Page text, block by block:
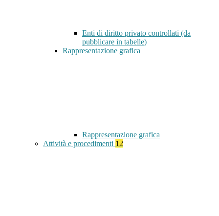
Enti di diritto privato controllati (da
pubblicare in tabelle)
Rappresentazione grafica
Rappresentazione grafica
Attività e procedimenti 12